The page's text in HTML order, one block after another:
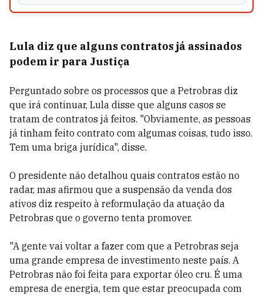
Lula diz que alguns contratos já assinados
podem ir para Justiça
Perguntado sobre os processos que a Petrobras diz
que irá continuar, Lula disse que alguns casos se
tratam de contratos já feitos. "Obviamente, as pessoas
já tinham feito contrato com algumas coisas, tudo isso.
Tem uma briga jurídica", disse.
O presidente não detalhou quais contratos estão no
radar, mas afirmou que a suspensão da venda dos
ativos diz respeito à reformulação da atuação da
Petrobras que o governo tenta promover.
"A gente vai voltar a fazer com que a Petrobras seja
uma grande empresa de investimento neste país. A
Petrobras não foi feita para exportar óleo cru. É uma
empresa de energia, tem que estar preocupada com